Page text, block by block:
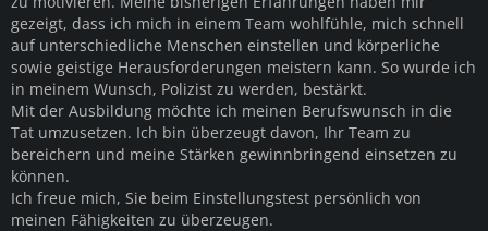
gezeigt, dass ich mich in einem Team wohlfühle, mich schnell
auf unterschiedliche Menschen einstellen und körperliche
sowie geistige Herausforderungen meistern kann. So wurde ich
in meinem Wunsch, Polizist zu werden, bestärkt.
Mit der Ausbildung möchte ich meinen Berufswunsch in die
Tat umzusetzen. Ich bin überzeugt davon, Ihr Team zu
bereichern und meine Stärken gewinnbringend einsetzen zu
können.
Ich freue mich, Sie beim Einstellungstest persönlich von
meinen Fähigkeiten zu überzeugen.